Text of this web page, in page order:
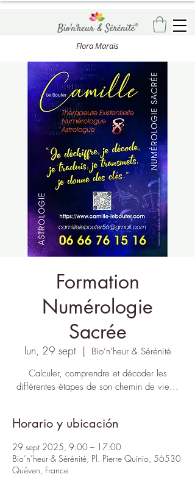
Flora Marais
Formation
Numérologie
Sacrée
lun, 29 sept
  |
Bio’n’heur & Sérénité
Calculer, comprendre et décoder les
différentes étapes de son chemin de vie...
Horario y ubicación
29 sept 2025, 9:00 – 17:00
Bio’n’heur & Sérénité, Pl. Pierre Quinio, 56530
Quéven, France